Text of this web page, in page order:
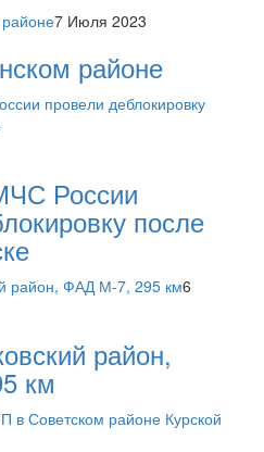
7 Июля 2023
районе
России
после
6
район,
км